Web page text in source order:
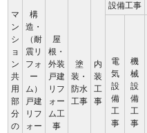
マ
ン
シ
ョ
ン
共
用
部
分
の
構
造・
（耐
震リ
フォ
ー
ム）
戸建
リフ
ォー
屋
根・
外装
戸建
リフ
ォー
ム工
事
塗
装・
防水
工事
内
装
工
事
設備工事
電
気
設
備
工
事
機
械
設
備
工
事